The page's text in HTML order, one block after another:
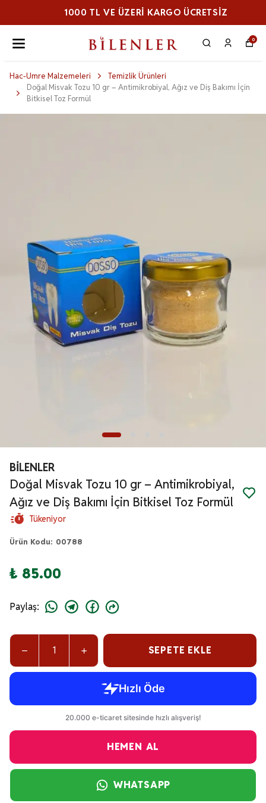
1000 TL VE ÜZERI KARGO ÜCRETSİZ
0
Hac-Umre Malzemeleri
Temizlik Ürünleri
Doğal Misvak Tozu 10 gr – Antimikrobiyal, Ağız ve Diş Bakımı İçin
Bitkisel Toz Formül
BİLENLER
Doğal Misvak Tozu 10 gr – Antimikrobiyal,
Ağız ve Diş Bakımı İçin Bitkisel Toz Formül
Tükeniyor
Ürün Kodu: 00788
₺ 85.00
Paylaş:
SEPETE EKLE
HEMEN AL
WHATSAPP